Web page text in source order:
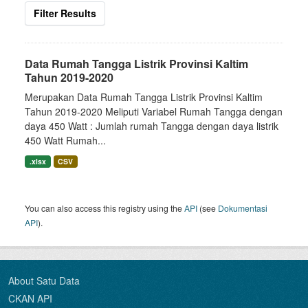
Filter Results
Data Rumah Tangga Listrik Provinsi Kaltim
Tahun 2019-2020
Merupakan Data Rumah Tangga Listrik Provinsi Kaltim
Tahun 2019-2020 Meliputi Variabel Rumah Tangga dengan
daya 450 Watt : Jumlah rumah Tangga dengan daya listrik
450 Watt Rumah...
.xlsx CSV
You can also access this registry using theAPI (see Dokumentasi
API).
About Satu Data
CKAN API